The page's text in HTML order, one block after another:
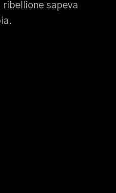
ribellione sapeva